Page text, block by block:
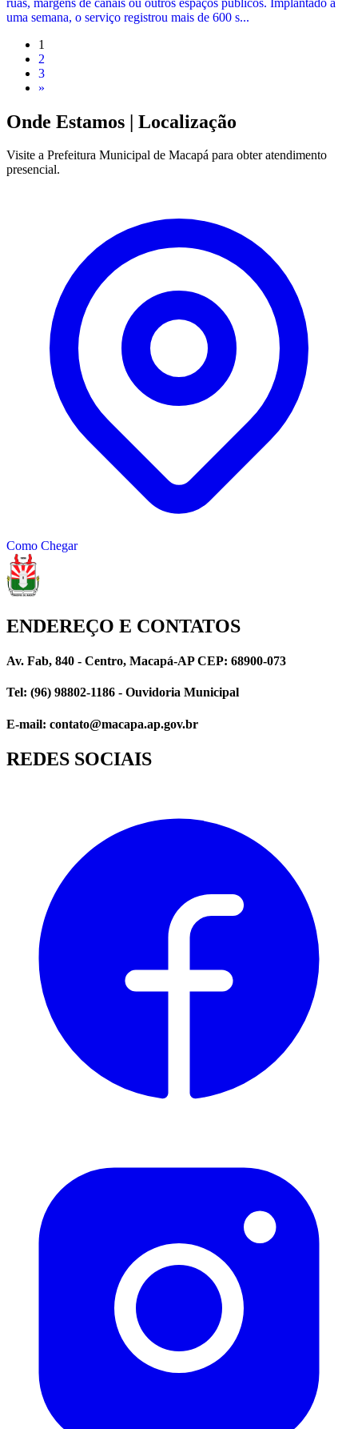
uma semana, o serviço registrou mais de 600 s...
1
2
3
»
Onde Estamos | Localização
Visite a Prefeitura Municipal de Macapá para obter atendimento
presencial.
Como Chegar
ENDEREÇO E CONTATOS
Av. Fab, 840 - Centro, Macapá-AP CEP: 68900-073
Tel: (96) 98802-1186 - Ouvidoria Municipal
E-mail: contato@macapa.ap.gov.br
REDES SOCIAIS